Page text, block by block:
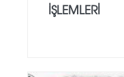
İŞLEMLERİ